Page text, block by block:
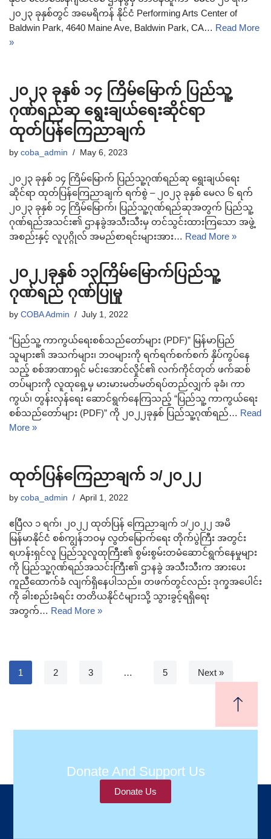
၂၀၂၃ ခုနှစ်တွင် အမေရိကန် နိုင်ငံ Performing Arts Center of
Baldwin Park, 4640 Maine Ave, Baldwin Park, CA… Read More
»
၂၀၂၃ ခုနှစ် ၁၄ ကြိမ်မြောက် ပြည်သူ့
ဂုဏ်ရည်ဆု ရွေးချယ်ရေးဆိုင်ရာ
ထုတ်ပြန်ကြေညာချက်
by coba_admin May 6, 2023
၂၀၂၃ ခုနှစ် ၁၄ ကြိမ်မြောက် ပြည်သူ့ဂုဏ်ရည်ဆု ရွေးချယ်ရေး
ဆိုင်ရာ ထုတ်ပြန်ကြေညာချက် ရက်စွဲ – ၂၀၂၃ ခုနှစ် မေလ ၆ ရက်
၂၀၂၃ ခုနှစ် ၁၄ ကြိမ်မြောက်၊ ပြည်သူ့ဂုဏ်ရည်ဆုအတွက် ပြည်သူ့
ဂုဏ်ရည်အသင်း၏ ဌာနခွဲအသီးသီးမှ တင်သွင်းထားကြသော အဖွဲ့
အစည်းနှင့် လူပုဂ္ဂိုလ် အမည်စာရင်းများအား… Read More »
၂၀၂၂ခုနှစ် ၁၃ကြိမ်မြောက်ပြည်သူ့
ဂုဏ်ရည် ဂုဏ်ပြုမှု
by COBA Admin July 1, 2022
“ပြည်သူ့ ကာကွယ်ရေးစစ်သည်တော်များ (PDF)” မြန်မာပြည်
သူများ၏ အသက်များ၊ ဘဝများကို ရက်ရက်စက်စက် နှိပ်ကွပ်နေ
သည့် စစ်အာဏာရှင် မင်းအောင်လှိုင်၏ လက်ကိုင်တုတ် ဖက်ဆစ်
တပ်များကို လူထုရှေ့မှ မားမားမတ်မတ်ရပ်တည်လျှက် ခုခံ၊ ကာ
ကွယ်၊ တွန်းလှန်ရေး ဆောင်ရွက်နေကြသည့် “ပြည်သူ့ ကာကွယ်ရေး
စစ်သည်တော်များ (PDF)” ကို ၂၀၂၂ခုနှစ် ပြည်သူ့ဂုဏ်ရည်… Read
More »
ထုတ်ပြန်ကြေညာချက် ၁/၂၀၂၂
by coba_admin April 1, 2022
ဧပြီလ ၁ ရက်၊ ၂၀၂၂ ထုတ်ပြန် ကြေညာချက် ၁/၂၀၂၂ အမိ
မြန်မာနိုင်ငံ စစ်ကျွန်ဘဝမှ လွတ်မြောက်ရေး တိုက်ပွဲကြီး အတွင်း
ရဟန်းရှင်လူ ပြည်သူလူထုကြီး၏ စွမ်းစွမ်းတမံဆောင်ရွက်နေမှုများ
ကို ပြည်သူ့ဂုဏ်ရည်အသင်းကြီး၏ ဌာနခွဲ အသီးသီးက အားပေး
ကူညီထောက်ခံ လျက်ရှိနေပါသည်။ တဖက်တွင်လည်း ဒုက္ခအပေါင်း
ကို ခါးစည်းခံရင်း တတိယနိုင်ငံများသို့ သွားခွင့်ရရှိရေး
အတွက်… Read More »
1 2 3 … 5 Next »
Donate And Support Us
Donate Us